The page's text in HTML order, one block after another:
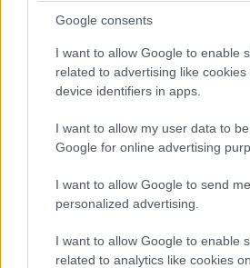
Google consents
I want to allow Google to enable
related to advertising like
device identifiers in apps.
I want to allow my user data to
Google for online advertising
I want to allow Google to send me
personalized advertising.
I want to allow Google to enable
related to analytics like cookies